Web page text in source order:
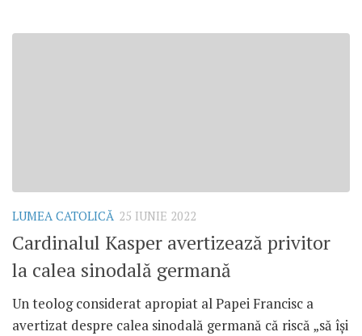
LUMEA CATOLICĂ 25 IUNIE 2022
Cardinalul Kasper avertizează privitor
la calea sinodală germană
Un teolog considerat apropiat al Papei Francisc a
avertizat despre calea sinodală germană că riscă „să își